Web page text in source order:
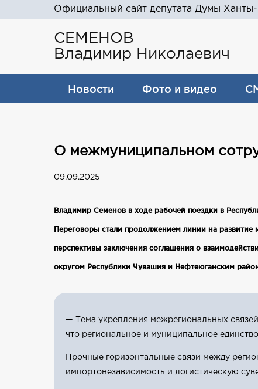
Официальный сайт депутата Думы
СЕМЕНОВ
Владимир Николаевич
Новости Фото и видео
О межмуниципальном
09.09.2025
Владимир Семенов в ходе рабочей поездки в
Переговоры стали продолжением линии на
перспективы заключения соглашения о
округом Республики Чувашия и Нефтеюганским
— Тема укрепления межрегиональных
что региональное и муниципальное
Прочные горизонтальные связи между
импортонезависимость и логистическую